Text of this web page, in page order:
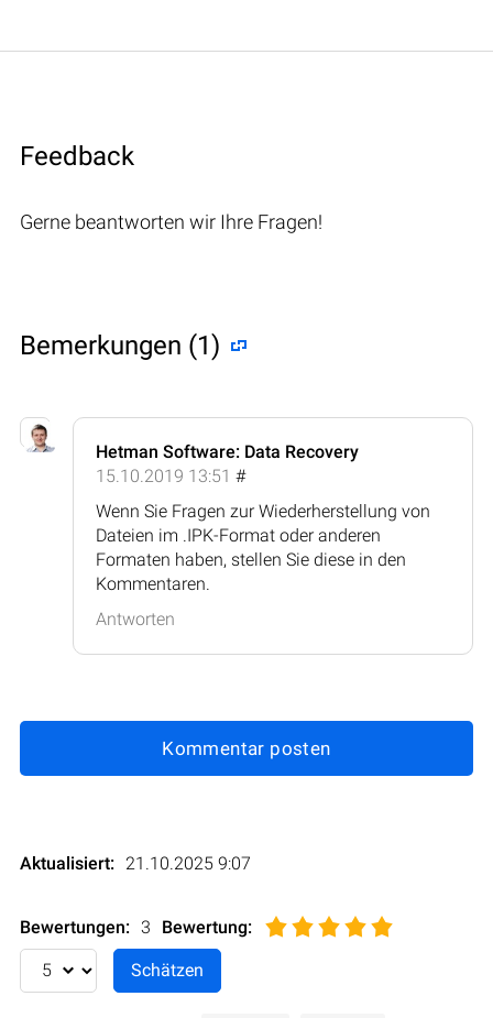
Feedback
Gerne beantworten wir Ihre Fragen!
Bemerkungen (1)
Hetman Software: Data Recovery
15.10.2019 13:51 #
Wenn Sie Fragen zur Wiederherstellung von
Dateien im .IPK-Format oder anderen
Formaten haben, stellen Sie diese in den
Kommentaren.
Antworten
Kommentar posten
Aktualisiert: 21.10.2025 9:07
Bewertungen: 3 Bewertung: